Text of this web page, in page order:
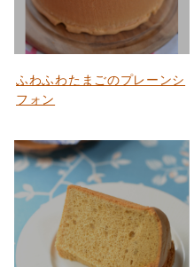
ふわふわたまごのプレーンシ
フォン